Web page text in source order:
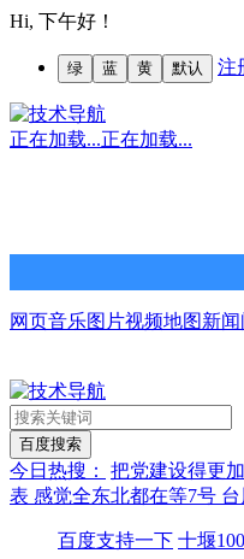
Hi, 下午好！
绿 蓝 黄 默认 注
正在加载...正在加载...
网页音乐图片视频地图新闻
今日热搜： 把党建设得更
表 感觉全东北都在等7号
百度支持一下 十堰